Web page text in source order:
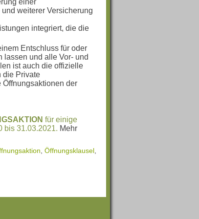
einer
weiterer Versicherung
integriert, die die
Entschluss für oder
lassen und alle Vor- und
ist auch die offizielle
die Private
Öffnungsaktionen der
für einige
bis 31.03.2021. Mehr
Öffnungsklausel